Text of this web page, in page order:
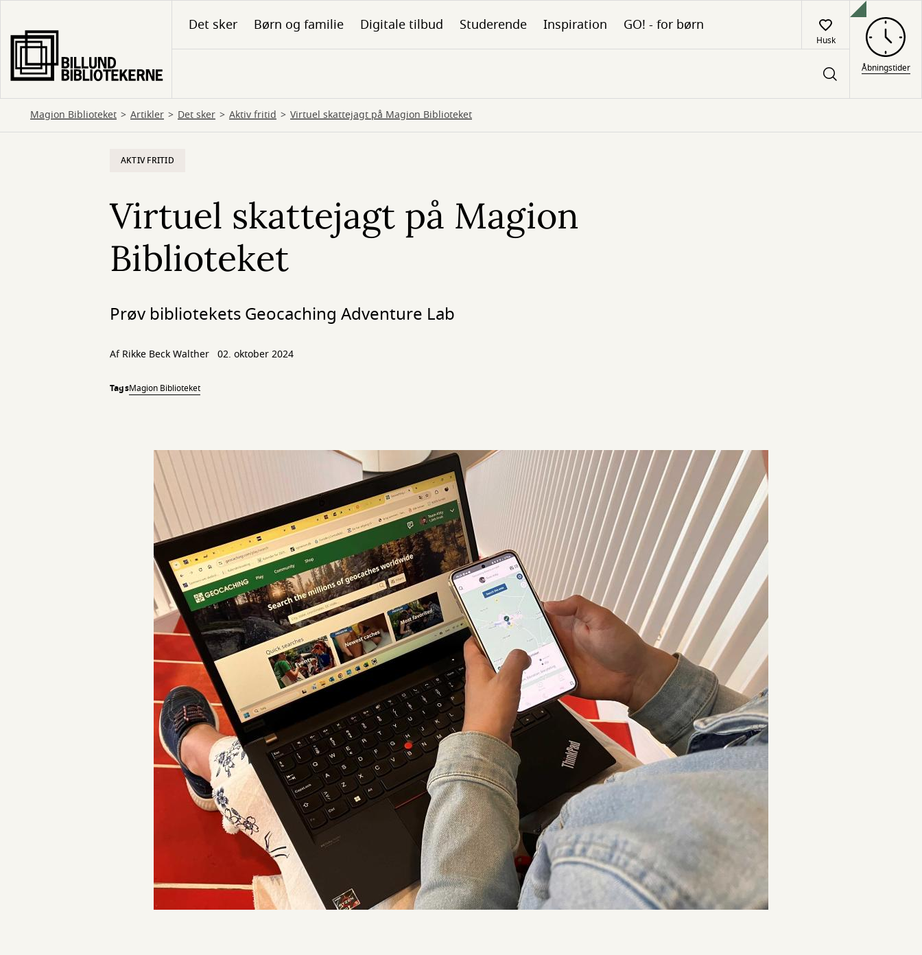
hovedindhold
Det sker Børn og familie Digitale tilbud Studerende Inspiration GO! - for børn
Husk
Åbningstider
Magion Biblioteket Artikler Det sker Aktiv fritid Virtuel skattejagt på Magion Biblioteket
AKTIV FRITID
Virtuel skattejagt på Magion
Biblioteket
Prøv bibliotekets Geocaching Adventure Lab
AfRikke Beck Walther 02. oktober 2024
TagsMagion Biblioteket